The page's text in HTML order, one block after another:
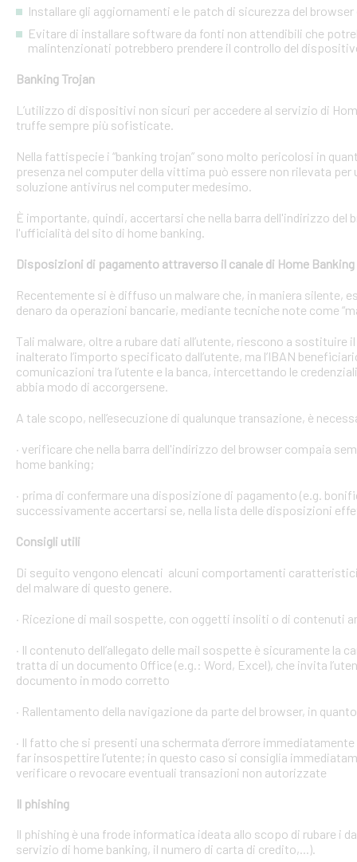
Installare gli aggiornamenti e le patch di sicurezza del
Evitare di installare software da fonti non attendibili che
malintenzionati potrebbero prendere il controllo del
Banking Trojan
L’utilizzo di dispositivi non sicuri per accedere al servizio di
truffe sempre più sofisticate.
Nella fattispecie i “banking trojan” sono molto pericolosi in
presenza nel computer della vittima può essere non rilevata
soluzione antivirus nel computer medesimo.
È importante, quindi, accertarsi che nella barra dell'indirizzo
l'ufficialità del sito di home banking.
Disposizioni di pagamento attraverso il canale di Home Banking
Recentemente si è diffuso un malware che, in maniera silente,
denaro da operazioni bancarie, mediante tecniche note come
Tali malware, oltre a rubare dati all’utente, riescono a
inalterato l’importo specificato dall’utente, ma l’IBAN
comunicazioni tra l’utente e la banca, intercettando le
abbia modo di accorgersene.
A tale scopo, nell’esecuzione di qualunque transazione, è
· verificare che nella barra dell'indirizzo del browser compaia
home banking;
· prima di confermare una disposizione di pagamento (e.g.
successivamente accertarsi se, nella lista delle disposizioni
Consigli utili
Di seguito vengono elencati alcuni comportamenti
del malware di questo genere.
· Ricezione di mail sospette, con oggetti insoliti o di contenuti
· Il contenuto dell’allegato delle mail sospette è sicuramente
tratta di un documento Office (e.g.: Word, Excel), che invita
documento in modo corretto
· Rallentamento della navigazione da parte del browser, in
· Il fatto che si presenti una schermata d’errore
far insospettire l’utente; in questo caso si consiglia
verificare o revocare eventuali transazioni non autorizzate
Il phishing
Il phishing è una frode informatica ideata allo scopo di rubare i
servizio di home banking, il numero di carta di credito,...).